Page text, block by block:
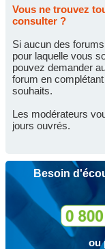
Vous ne trouvez
consulter ?
Si aucun des
pour laquelle vous
pouvez demander
forum en
souhaits.
Les modérateurs
jours ouvrés.
Besoin
ou